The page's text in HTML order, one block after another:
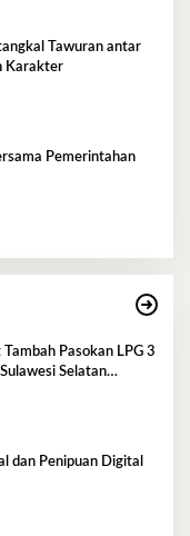
Tawuran antar
Karakter
Pemerintahan
Pasokan LPG 3
Selatan
dan Penipuan Digital